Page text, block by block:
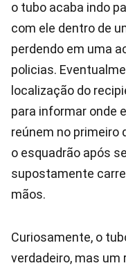
o tubo acaba indo
com ele dentro de
perdendo em uma
policias.
localização do
para informar onde
reúnem no primeiro
o esquadrão após
supostamente
mãos.
Curiosamente, o
verdadeiro, mas